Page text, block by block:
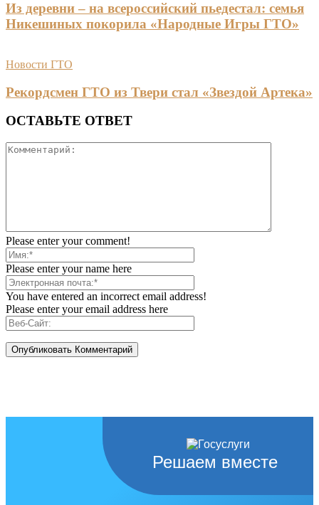
Из деревни – на всероссийский пьедестал: семья
Никешиных покорила «Народные Игры ГТО»
Новости ГТО
Рекордсмен ГТО из Твери стал «Звездой Артека»
ОСТАВЬТЕ ОТВЕТ
Please enter your comment!
Please enter your name here
You have entered an incorrect email address!
Please enter your email address here
Решаем вместе